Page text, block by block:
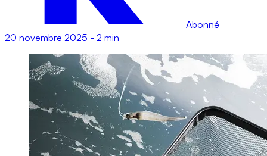
Abonné
20 novembre 2025 - 2 min